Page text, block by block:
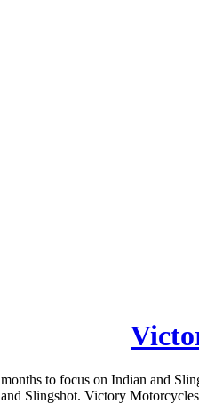
to focus on Indian and
Slingshot. Victory Motorcycles